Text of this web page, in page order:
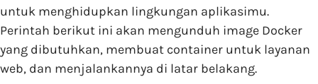
untuk menghidupkan lingkungan aplikasimu.
Perintah berikut ini akan mengunduh image Docker
yang dibutuhkan, membuat container untuk layanan
web, dan menjalankannya di latar belakang.